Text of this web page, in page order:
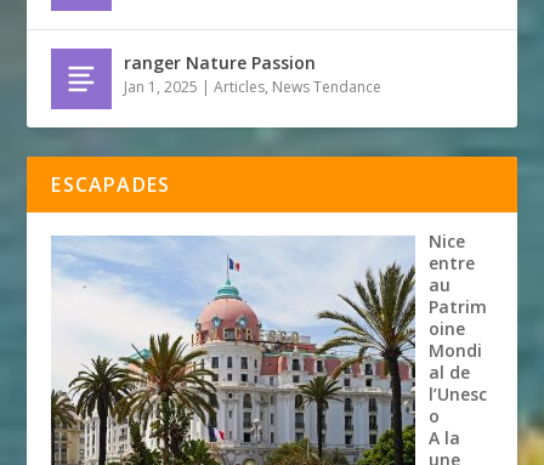
ranger Nature Passion
Jan 1, 2025 |Articles, News Tendance
ESCAPADES
Nice
entre
au
Patrim
oine
Mondi
al de
l’Unesc
o
A la
une,